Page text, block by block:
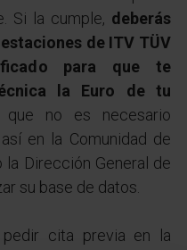
Si la cumple, deberás
de ITV TÜV
para que te
la Euro de tu
no es necesario
en la Comunidad de
la Dirección General de
su base de datos.
pedir cita previa en la